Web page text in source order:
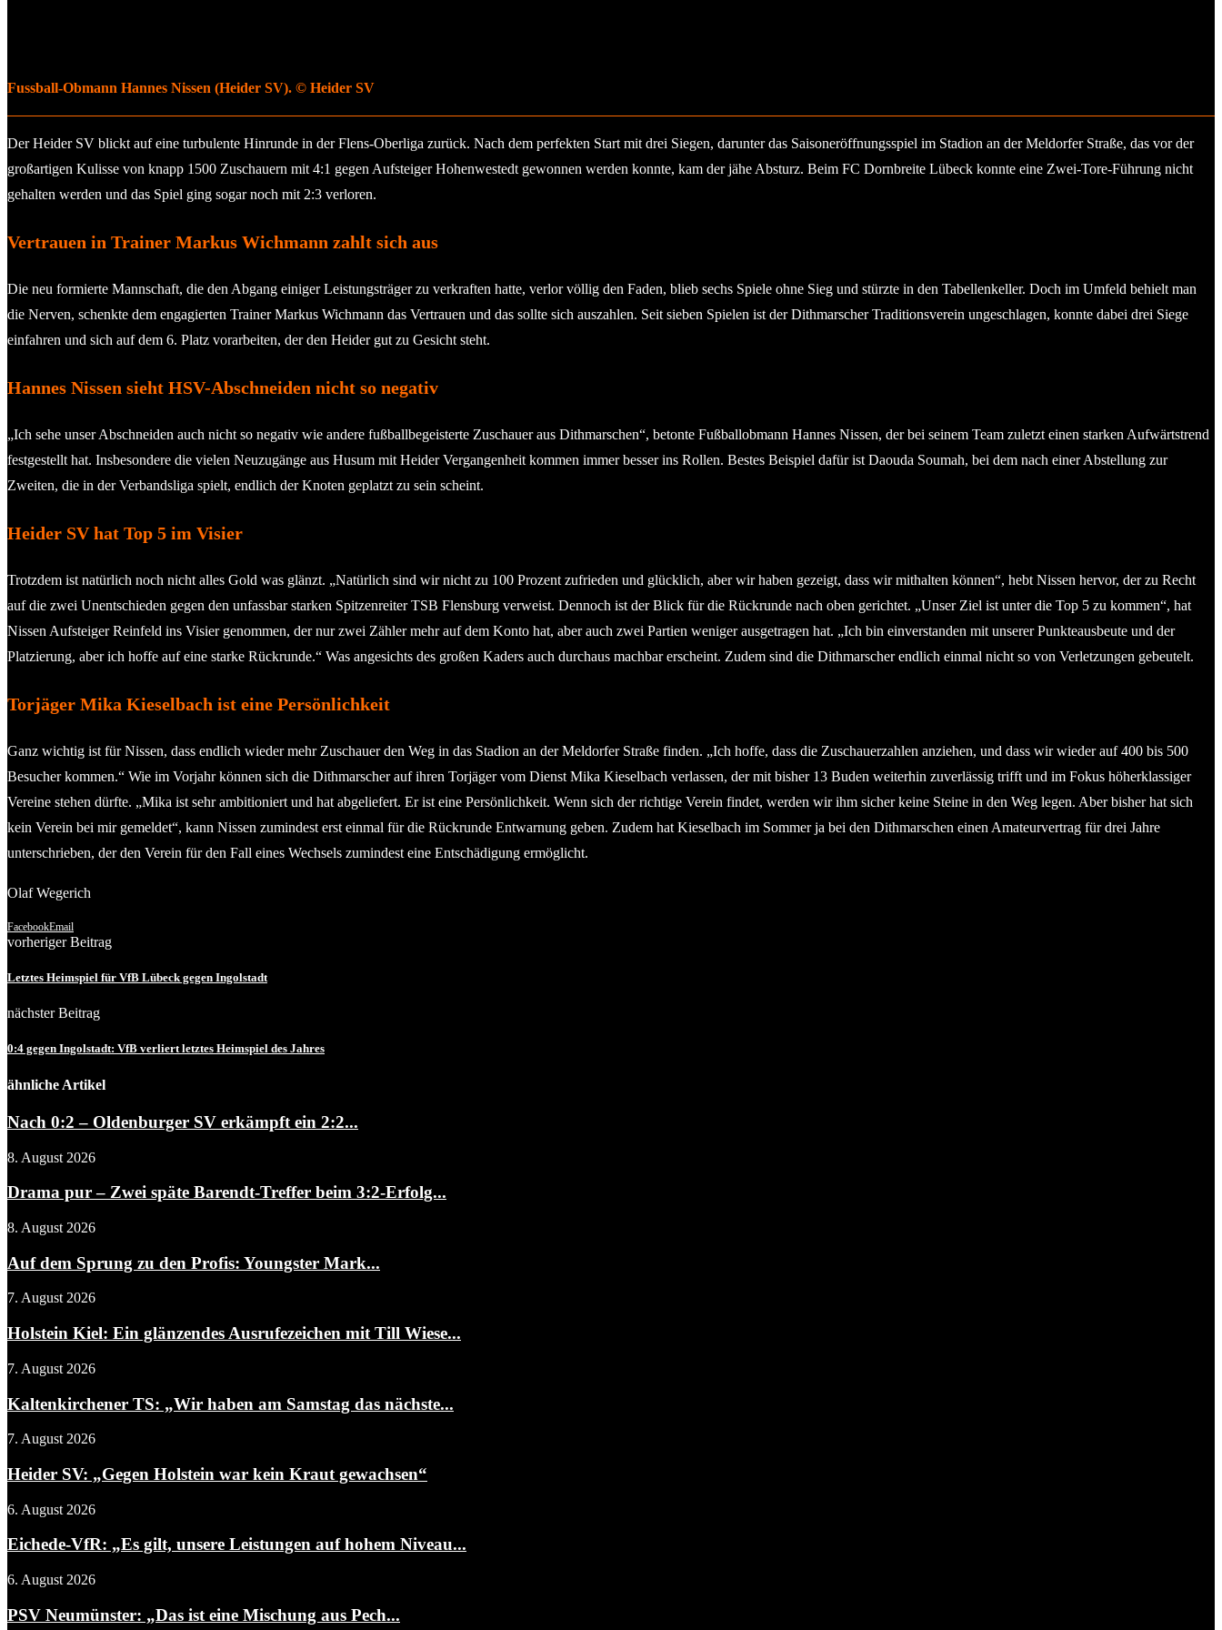
Fussball-Obmann Hannes Nissen (Heider SV). © Heider SV
Der Heider SV blickt auf eine turbulente Hinrunde in der Flens-Oberliga zurück. Nach dem perfekten Start mit drei Siegen, darunter das Saisoneröffnungsspiel im Stadion an der Meldorfer Straße, das vor der
großartigen Kulisse von knapp 1500 Zuschauern mit 4:1 gegen Aufsteiger Hohenwestedt gewonnen werden konnte, kam der jähe Absturz. Beim FC Dornbreite Lübeck konnte eine Zwei-Tore-Führung nicht
gehalten werden und das Spiel ging sogar noch mit 2:3 verloren.
Vertrauen in Trainer Markus Wichmann zahlt sich aus
Die neu formierte Mannschaft, die den Abgang einiger Leistungsträger zu verkraften hatte, verlor völlig den Faden, blieb sechs Spiele ohne Sieg und stürzte in den Tabellenkeller. Doch im Umfeld behielt man
die Nerven, schenkte dem engagierten Trainer Markus Wichmann das Vertrauen und das sollte sich auszahlen. Seit sieben Spielen ist der Dithmarscher Traditionsverein ungeschlagen, konnte dabei drei Siege
einfahren und sich auf dem 6. Platz vorarbeiten, der den Heider gut zu Gesicht steht.
Hannes Nissen sieht HSV-Abschneiden nicht so negativ
„Ich sehe unser Abschneiden auch nicht so negativ wie andere fußballbegeisterte Zuschauer aus Dithmarschen“, betonte Fußballobmann Hannes Nissen, der bei seinem Team zuletzt einen starken Aufwärtstrend
festgestellt hat. Insbesondere die vielen Neuzugänge aus Husum mit Heider Vergangenheit kommen immer besser ins Rollen. Bestes Beispiel dafür ist Daouda Soumah, bei dem nach einer Abstellung zur
Zweiten, die in der Verbandsliga spielt, endlich der Knoten geplatzt zu sein scheint.
Heider SV hat Top 5 im Visier
Trotzdem ist natürlich noch nicht alles Gold was glänzt. „Natürlich sind wir nicht zu 100 Prozent zufrieden und glücklich, aber wir haben gezeigt, dass wir mithalten können“, hebt Nissen hervor, der zu Recht
auf die zwei Unentschieden gegen den unfassbar starken Spitzenreiter TSB Flensburg verweist. Dennoch ist der Blick für die Rückrunde nach oben gerichtet. „Unser Ziel ist unter die Top 5 zu kommen“, hat
Nissen Aufsteiger Reinfeld ins Visier genommen, der nur zwei Zähler mehr auf dem Konto hat, aber auch zwei Partien weniger ausgetragen hat. „Ich bin einverstanden mit unserer Punkteausbeute und der
Platzierung, aber ich hoffe auf eine starke Rückrunde.“ Was angesichts des großen Kaders auch durchaus machbar erscheint. Zudem sind die Dithmarscher endlich einmal nicht so von Verletzungen gebeutelt.
Torjäger Mika Kieselbach ist eine Persönlichkeit
Ganz wichtig ist für Nissen, dass endlich wieder mehr Zuschauer den Weg in das Stadion an der Meldorfer Straße finden. „Ich hoffe, dass die Zuschauerzahlen anziehen, und dass wir wieder auf 400 bis 500
Besucher kommen.“ Wie im Vorjahr können sich die Dithmarscher auf ihren Torjäger vom Dienst Mika Kieselbach verlassen, der mit bisher 13 Buden weiterhin zuverlässig trifft und im Fokus höherklassiger
Vereine stehen dürfte. „Mika ist sehr ambitioniert und hat abgeliefert. Er ist eine Persönlichkeit. Wenn sich der richtige Verein findet, werden wir ihm sicher keine Steine in den Weg legen. Aber bisher hat sich
kein Verein bei mir gemeldet“, kann Nissen zumindest erst einmal für die Rückrunde Entwarnung geben. Zudem hat Kieselbach im Sommer ja bei den Dithmarschen einen Amateurvertrag für drei Jahre
unterschrieben, der den Verein für den Fall eines Wechsels zumindest eine Entschädigung ermöglicht.
Olaf Wegerich
FacebookEmail
vorheriger Beitrag
Letztes Heimspiel für VfB Lübeck gegen Ingolstadt
nächster Beitrag
0:4 gegen Ingolstadt: VfB verliert letztes Heimspiel des Jahres
ähnliche Artikel
Nach 0:2 – Oldenburger SV erkämpft ein 2:2...
8. August 2026
Drama pur – Zwei späte Barendt-Treffer beim 3:2-Erfolg...
8. August 2026
Auf dem Sprung zu den Profis: Youngster Mark...
7. August 2026
Holstein Kiel: Ein glänzendes Ausrufezeichen mit Till Wiese...
7. August 2026
Kaltenkirchener TS: „Wir haben am Samstag das nächste...
7. August 2026
Heider SV: „Gegen Holstein war kein Kraut gewachsen“
6. August 2026
Eichede-VfR: „Es gilt, unsere Leistungen auf hohem Niveau...
6. August 2026
PSV Neumünster: „Das ist eine Mischung aus Pech...